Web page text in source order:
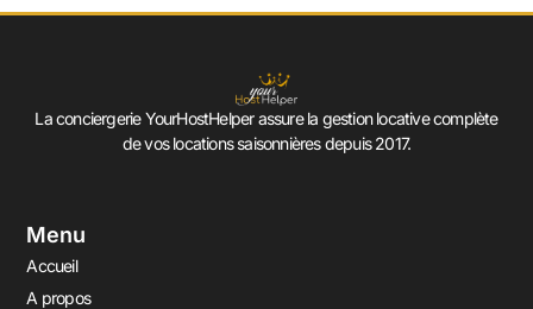
La conciergerie YourHostHelper assure la gestion locative complète
de vos locations saisonnières depuis 2017.
Menu
Accueil
A propos